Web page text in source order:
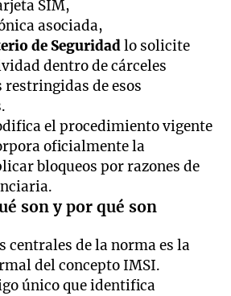
SIM,
asociada,
de Seguridadlo solicite
dentro de cárceles
restringidas de esos
el procedimiento vigente
oficialmente la
bloqueos por razones de
son y por qué son
centrales de la norma es la
del concepto IMSI.
único que identifica